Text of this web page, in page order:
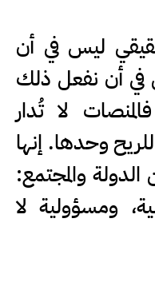
ليس في أن
في أن نفعل ذلك
لا تُدار
وحدها. إنها
والمجتمع:
ومسؤولية لا